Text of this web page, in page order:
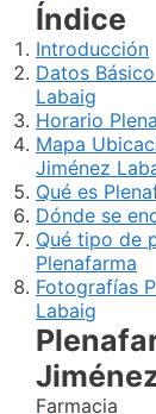
Índice
Introducción
Datos
Labaig
Horario
Mapa
Jiménez
Qué es
Dónde se
Qué tipo de
Plenafarma
Fotografías
Labaig
Farmacia